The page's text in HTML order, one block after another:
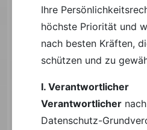
Ihre
höchste Priorität und
nach besten Kräften,
schützen und zu
I. Verantwortlicher
Verantwortlicher
Datenschutz-